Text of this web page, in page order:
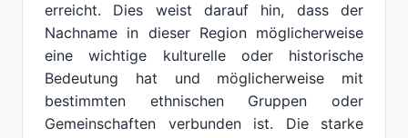
erreicht. Dies weist darauf hin, dass der
Nachname in dieser Region möglicherweise
eine wichtige kulturelle oder historische
Bedeutung hat und möglicherweise mit
bestimmten ethnischen Gruppen oder
Gemeinschaften verbunden ist. Die starke